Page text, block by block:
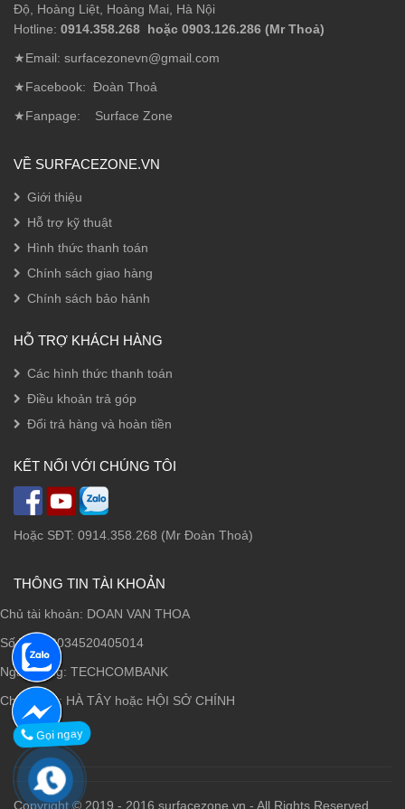
Độ, Hoàng Liệt, Hoàng Mai, Hà Nội
Hotline: 0914.358.268 hoặc 0903.126.286 (Mr Thoả)
★Email: surfacezonevn@gmail.com
★Facebook: Đoàn Thoả
★Fanpage: Surface Zone
VỀ SURFACEZONE.VN
Giới thiệu
Hỗ trợ kỹ thuật
Hình thức thanh toán
Chính sách giao hàng
Chính sách bảo hảnh
HỖ TRỢ KHÁCH HÀNG
Các hình thức thanh toán
Điều khoản trả góp
Đổi trả hàng và hoàn tiền
KẾT NỐI VỚI CHÚNG TÔI
Hoặc SĐT: 0914.358.268 (Mr Đoàn Thoả)
THÔNG TIN TÀI KHOẢN
Chủ tài khoản: DOAN VAN THOA
Số TK: 19034520405014
Ngân hàng: TECHCOMBANK
Chi nhánh: HÀ TÂY hoặc HỘI SỞ CHÍNH
Copyright © 2019 - 2016 surfacezone.vn - All Rights Reserved.
Gọi ngay